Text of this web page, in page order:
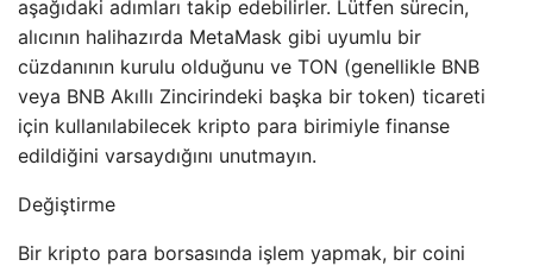
aşağıdaki adımları takip edebilirler. Lütfen sürecin,
alıcının halihazırda MetaMask gibi uyumlu bir
cüzdanının kurulu olduğunu ve TON (genellikle BNB
veya BNB Akıllı Zincirindeki başka bir token) ticareti
için kullanılabilecek kripto para birimiyle finanse
edildiğini varsaydığını unutmayın.
Değiştirme
Bir kripto para borsasında işlem yapmak, bir coini